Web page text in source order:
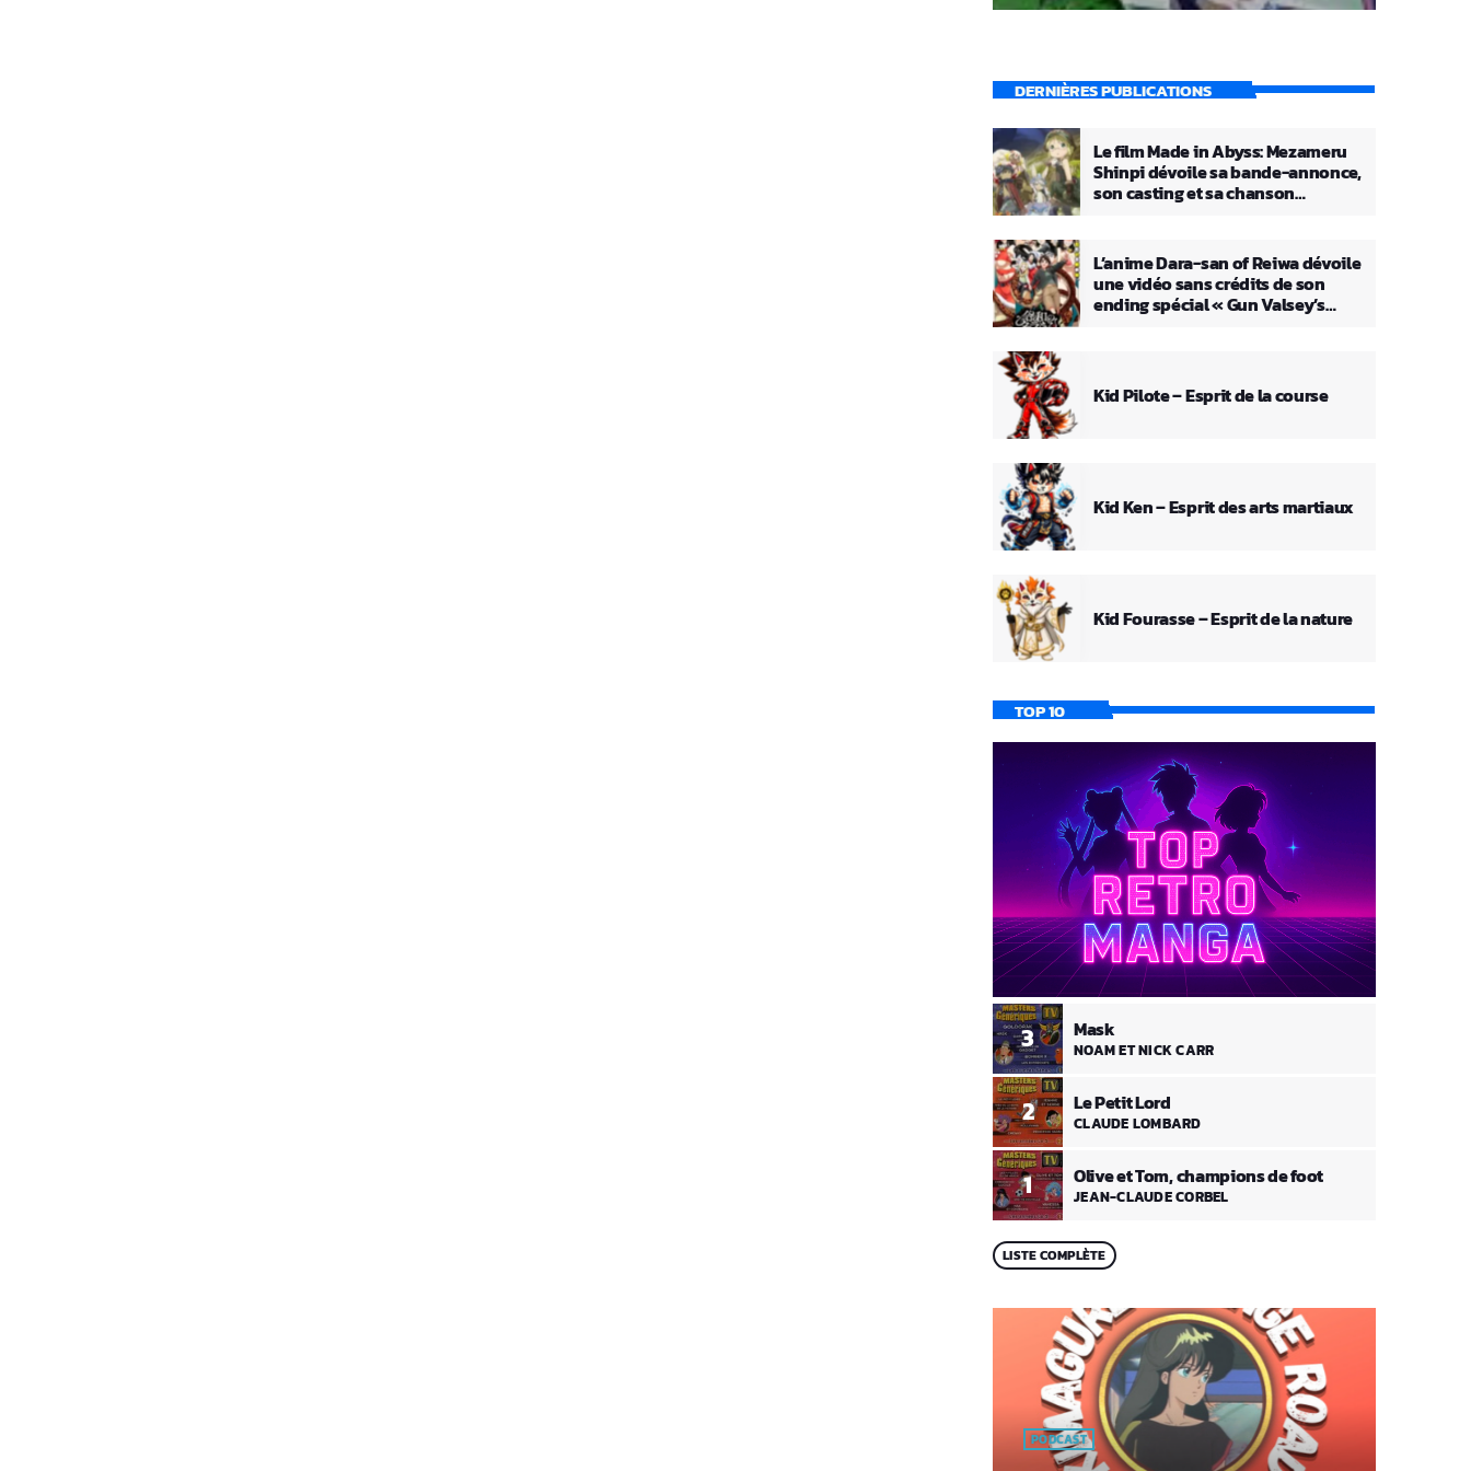
DERNIÈRES PUBLICATIONS
Le film Made in Abyss: Mezameru
Shinpi dévoile sa bande-annonce,
son casting et sa chanson
L’anime Dara-san of Reiwa dévoile
une vidéo sans crédits de son
ending spécial « Gun Valsey’s
Kid Pilote – Esprit de la course
Kid Ken – Esprit des arts martiaux
Kid Fourasse – Esprit de la nature
TOP 10
1 Olive et Tom, champions de foot
JEAN-CLAUDE CORBEL
2 Le Petit Lord
CLAUDE LOMBARD
3 Mask
NOAM ET NICK CARR
LISTE COMPLÈTE
PODCAST